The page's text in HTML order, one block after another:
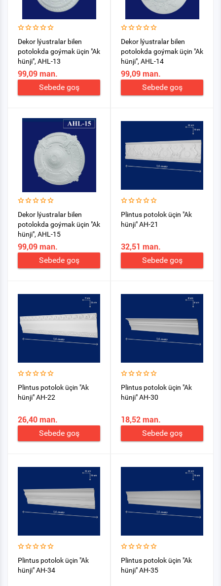
Dekor lýustralar bilen
potolokda goýmak üçin "Ak
hünji", AHL-13
99,09 man.
Sebede goş
Dekor lýustralar bilen
potolokda goýmak üçin "Ak
hünji", AHL-14
99,09 man.
Sebede goş
Dekor lýustralar bilen
potolokda goýmak üçin "Ak
hünji", AHL-15
99,09 man.
Sebede goş
Plintus potolok üçin "Ak
hünji" AH-21
32,51 man.
Sebede goş
Plintus potolok üçin "Ak
hünji" AH-22
26,40 man.
Sebede goş
Plintus potolok üçin "Ak
hünji" AH-30
18,52 man.
Sebede goş
Plintus potolok üçin "Ak
hünji" AH-34
Plintus potolok üçin "Ak
hünji" AH-35